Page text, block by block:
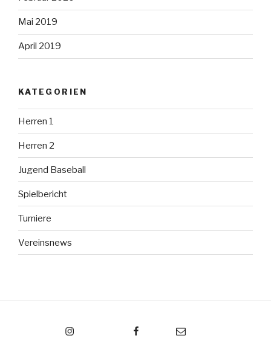
Mai 2019
April 2019
KATEGORIEN
Herren 1
Herren 2
Jugend Baseball
Spielbericht
Turniere
Vereinsnews
Email